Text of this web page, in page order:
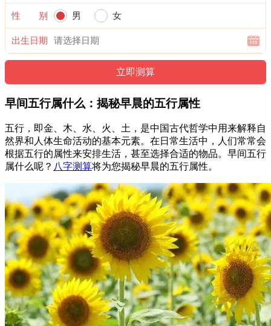
性 别 男 女
出生日期
早间五行属什么：揭秘早晨的五行属性
五行，即金、木、水、火、土，是中国古代哲学中用来解释自
然界和人体生命活动的基本元素。在日常生活中，人们常常会
根据五行的属性来安排生活，甚至选择合适的物品。早间五行
属什么呢？ 八字测算将为您揭秘早晨的五行属性。